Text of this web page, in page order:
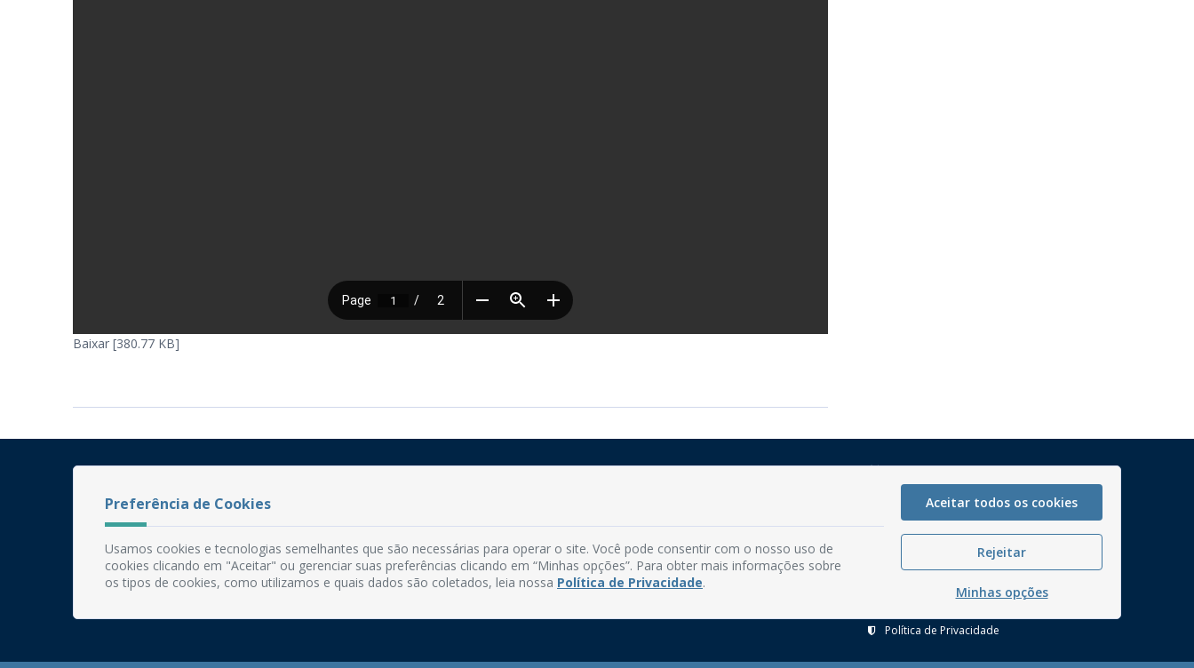
Baixar [380.77 KB]
CEP: 58.280-000 - Mamanguape/PB
Fone: (83) 3292-2246
Email: comunicacao@mamanguape.pb.gov.br
Expediente: Segunda à Sexta, das 08h às 13h
Mapa do Site
Perguntas frequentes
Manual de Navegação
Serviços Internos
Política de Privacidade
Preferência de Cookies
Usamos cookies e tecnologias semelhantes que são necessárias para operar o site. Você pode consentir com o nosso uso de
cookies clicando em "Aceitar" ou gerenciar suas preferências clicando em “Minhas opções”. Para obter mais informações sobre
os tipos de cookies, como utilizamos e quais dados são coletados, leia nossa Política de Privacidade.
Aceitar todos os cookies
Rejeitar
Minhas opções